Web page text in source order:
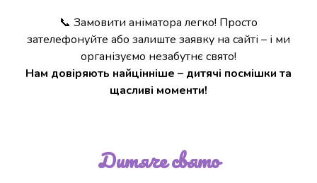
📞 Замовити аніматора легко! Просто
зателефонуйте або залиште заявку на сайті – і ми
організуємо незабутнє свято!
Нам довіряють найцінніше – дитячі посмішки та
щасливі моменти!
Дитяче свято